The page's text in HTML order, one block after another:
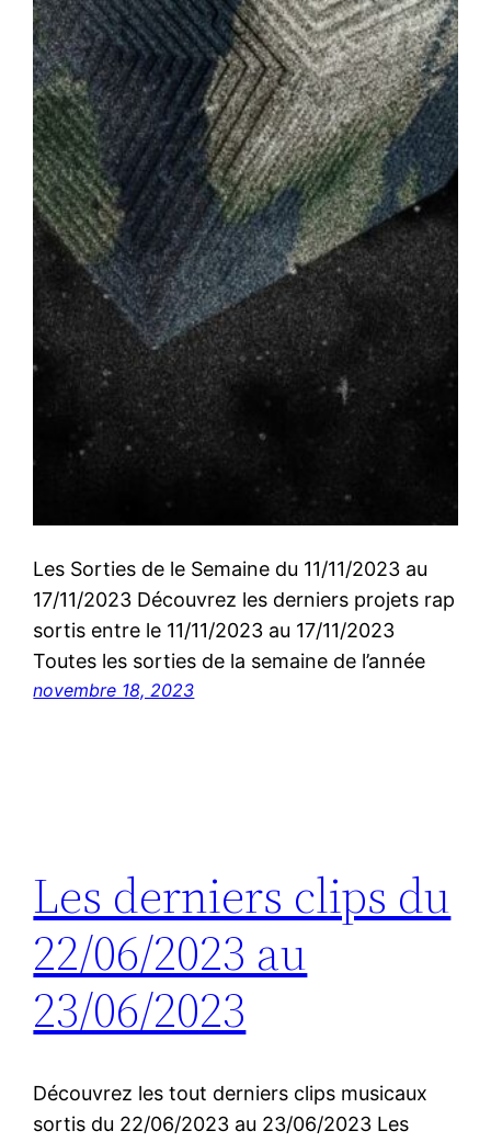
Les Sorties de le Semaine du 11/11/2023 au
17/11/2023 Découvrez les derniers projets rap
sortis entre le 11/11/2023 au 17/11/2023
Toutes les sorties de la semaine de l’année
novembre 18, 2023
Les derniers clips du
22/06/2023 au
23/06/2023
Découvrez les tout derniers clips musicaux
sortis du 22/06/2023 au 23/06/2023 Les